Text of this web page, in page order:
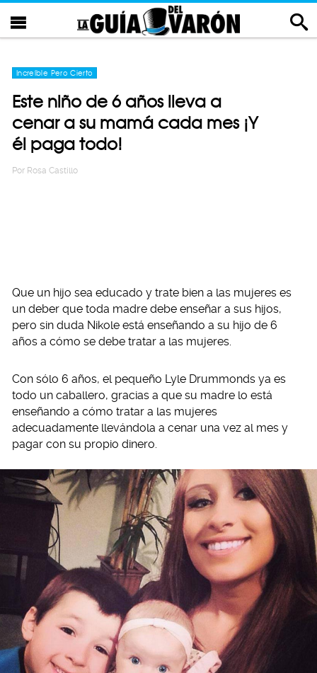
Increíble Pero Cierto
Este niño de 6 años lleva a
cenar a su mamá cada mes ¡Y
él paga todo!
Por Rosa Castillo
Que un hijo sea educado y trate bien a las mujeres es
un deber que toda madre debe enseñar a sus hijos,
pero sin duda Nikole está enseñando a su hijo de 6
años a cómo se debe tratar a las mujeres.
Con sólo 6 años, el pequeño Lyle Drummonds ya es
todo un caballero, gracias a que su madre lo está
enseñando a cómo tratar a las mujeres
adecuadamente llevándola a cenar una vez al mes y
pagar con su propio dinero.